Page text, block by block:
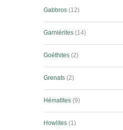
Gabbros 12
Garniérites 14
Goéthites 2
Grenats 2
Hématites 9
Howlites 1